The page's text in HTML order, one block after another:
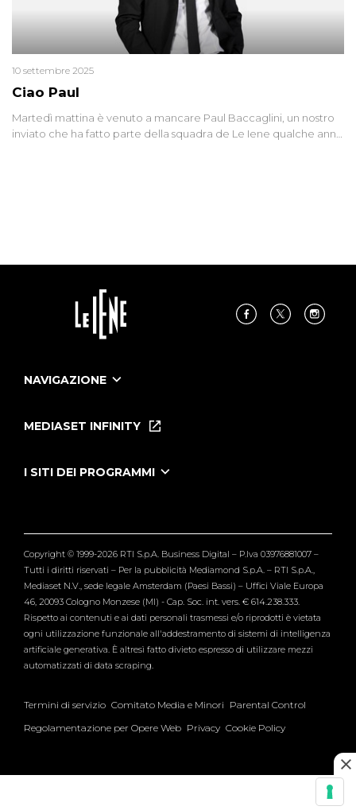
Ciao Paul
10 settembre 2025
Martedì mattina è venuto a mancare Paul Baccaglini, un nostro
inviato che ha fatto parte della squadra de Le Iene qualche anno
NAVIGAZIONE
Le Iene Presentano Inside
Tutti i servizi
MEDIASET INFINITY
I SITI DEI PROGRAMMI
Verissimo
Copyright © 1999-2026 RTI S.p.A. Business Digital – P.Iva 03976881007 –
Tutti i diritti riservati – Per la pubblicità Mediamond S.p.A. – RTI S.p.A.,
Mediaset N.V., sede legale Amsterdam (Paesi Bassi) – Uffici Viale Europa
46, 20093 Cologno Monzese (MI) - Cap. Soc. int. vers. € 614.238.333.
Rispetto ai contenuti e ai dati personali trasmessi e/o riprodotti è vietata
ogni utilizzazione funzionale all'addestramento di sistemi di intelligenza
artificiale generativa. È altresì fatto divieto espresso di utilizzare mezzi
automatizzati di data scraping.
Termini di servizio Comitato Media e Minori Parental Control
Regolamentazione per Opere Web Privacy Cookie Policy